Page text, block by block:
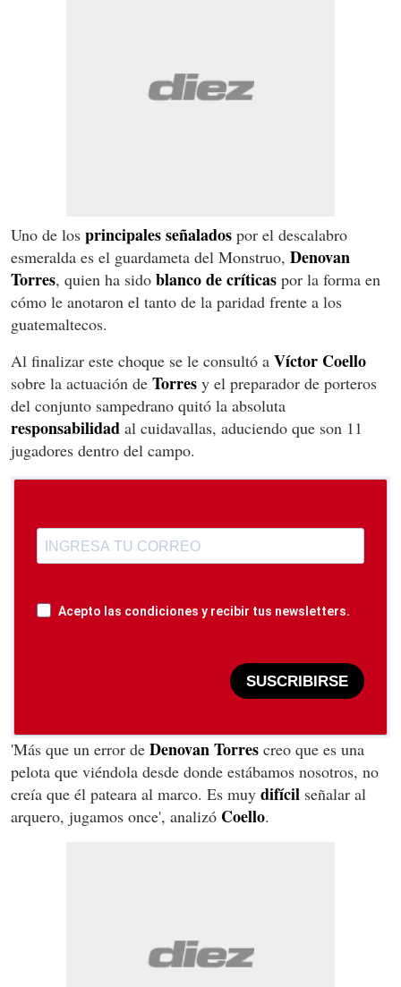
Uno de los principales señalados por el descalabro
esmeralda es el guardameta del Monstruo, Denovan
Torres, quien ha sido blanco de críticas por la forma en
cómo le anotaron el tanto de la paridad frente a los
guatemaltecos.
Al finalizar este choque se le consultó a Víctor Coello
sobre la actuación de Torres y el preparador de porteros
del conjunto sampedrano quitó la absoluta
responsabilidad al cuidavallas, aduciendo que son 11
jugadores dentro del campo.
Acepto las condiciones y recibir tus newsletters.
SUSCRIBIRSE
'Más que un error de Denovan Torres creo que es una
pelota que viéndola desde donde estábamos nosotros, no
creía que él pateara al marco. Es muy difícil señalar al
arquero, jugamos once', analizó Coello.